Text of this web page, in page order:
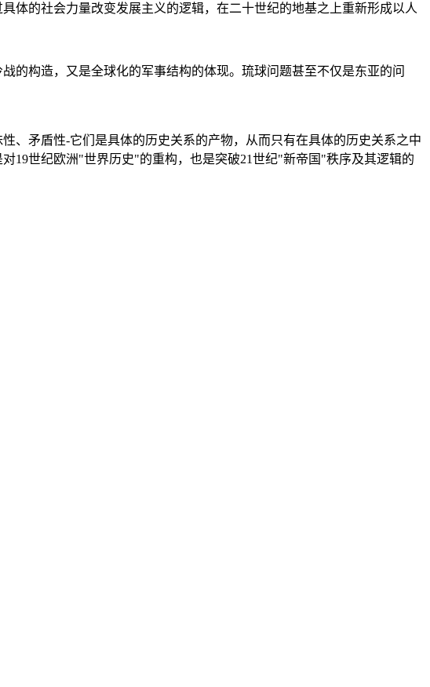
体的社会力量改变发展主义的逻辑，在二十世纪的地基之上重新形成以人
的构造，又是全球化的军事结构的体现。琉球问题甚至不仅是东亚的问
、矛盾性-它们是具体的历史关系的产物，从而只有在具体的历史关系之中
19世纪欧洲"世界历史"的重构，也是突破21世纪"新帝国"秩序及其逻辑的